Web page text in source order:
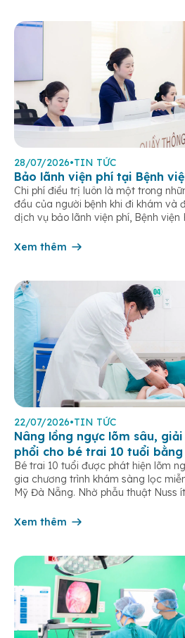
28/07/2026•TIN TỨC
Bảo lãnh viện phí tại Bệnh
Chi phí điều trị luôn là một trong
đầu của người bệnh khi đi khám và
dịch vụ bảo lãnh viện phí, Bệnh
tục thanh toán […]
Xem thêm
22/07/2026•TIN TỨC
Nâng lồng ngực lõm sâu,
phổi cho bé trai 10 tuổi
Bé trai 10 tuổi được phát hiện lõm
gia chương trình khám sàng lọc
Mỹ Đà Nẵng. Nhờ phẫu thuật Nuss
ngày điều trị. Lõm ngực […]
Xem thêm